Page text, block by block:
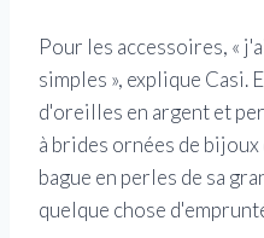
Pour les accessoires, «
simples », explique Casi.
d'oreilles en argent et
à brides ornées de
bague en perles de sa
quelque chose